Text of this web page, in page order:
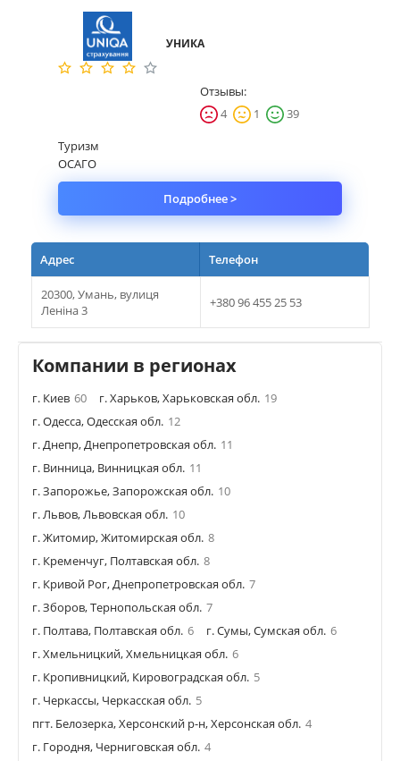
Автоюрист
Имущество
Новости
Реферальная программа
УНИКА
Отзывы:
4
1
39
Туризм
ОСАГО
Подробнее >
Адрес Телефон
20300, Умань, вулиця
Леніна 3
+380 96 455 25 53
Компании в регионах
г. Киев 60 г. Харьков, Харьковская обл. 19
г. Одесса, Одесская обл. 12
г. Днепр, Днепропетровская обл. 11
г. Винница, Винницкая обл. 11
г. Запорожье, Запорожская обл. 10
г. Львов, Львовская обл. 10
г. Житомир, Житомирская обл. 8
г. Кременчуг, Полтавская обл. 8
г. Кривой Рог, Днепропетровская обл. 7
г. Зборов, Тернопольская обл. 7
г. Полтава, Полтавская обл. 6 г. Сумы, Сумская обл. 6
г. Хмельницкий, Хмельницкая обл. 6
г. Кропивницкий, Кировоградская обл. 5
г. Черкассы, Черкасская обл. 5
пгт. Белозерка, Херсонский р-н, Херсонская обл. 4
г. Городня, Черниговская обл. 4